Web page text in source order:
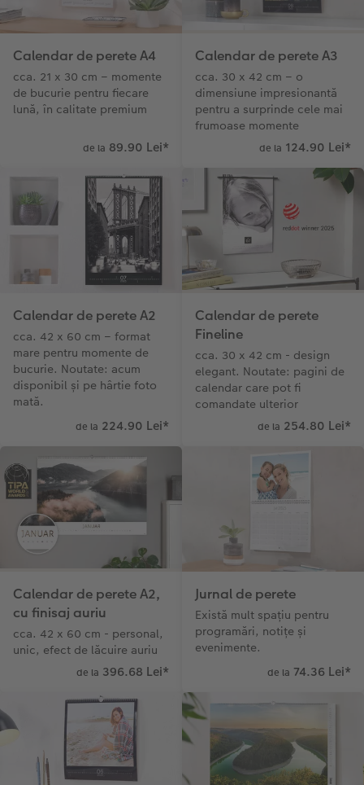
Sticker instant
Bandă foto
Fotografii retro XXL
Calendar de perete A4
cca. 21 x 30 cm – momente
de bucurie pentru fiecare
lună, în calitate premium
de la 89.90 Lei*
Calendar de perete A3
cca. 30 x 42 cm – o
dimensiune impresionantă
pentru a surprinde cele mai
frumoase momente
de la 124.90 Lei*
Calendar de perete A2
cca. 42 x 60 cm – format
mare pentru momente de
bucurie. Noutate: acum
disponibil și pe hârtie foto
mată.
de la 224.90 Lei*
Calendar de perete
Fineline
cca. 30 x 42 cm - design
elegant. Noutate: pagini de
calendar care pot fi
comandate ulterior
de la 254.80 Lei*
Calendar de perete A2,
cu finisaj auriu
cca. 42 x 60 cm - personal,
unic, efect de lăcuire auriu
de la 396.68 Lei*
Jurnal de perete
Există mult spațiu pentru
programări, notițe și
evenimente.
de la 74.36 Lei*